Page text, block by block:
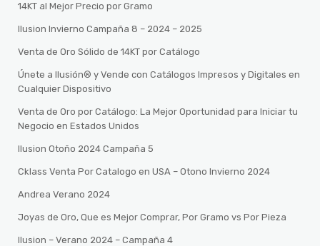
14KT al Mejor Precio por Gramo
Ilusion Invierno Campaña 8 – 2024 – 2025
Venta de Oro Sólido de 14KT por Catálogo
Únete a Ilusión® y Vende con Catálogos Impresos y Digitales en
Cualquier Dispositivo
Venta de Oro por Catálogo: La Mejor Oportunidad para Iniciar tu
Negocio en Estados Unidos
Ilusion Otoño 2024 Campaña 5
Cklass Venta Por Catalogo en USA – Otono Invierno 2024
Andrea Verano 2024
Joyas de Oro, Que es Mejor Comprar, Por Gramo vs Por Pieza
Ilusion – Verano 2024 – Campaña 4